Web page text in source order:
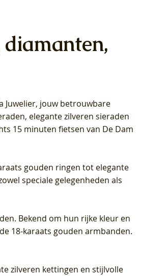
Lab Diamonds Collier LG3014Y
(14k) met Lab grown
Lab Diamonds Ring LG1029Y -
(14k) met Lab grown
Lab Diamonds Oorknoppen
– Geelgoud (14k) met Lab
Diamant
Juwelier, jouw betrouwbare
elegante zilveren sieraden
15 minuten fietsen van De Dam
gouden ringen tot elegante
speciale gelegenheden als
Bekend om hun rijke kleur en
18-karaats gouden armbanden.
zilveren kettingen en stijlvolle